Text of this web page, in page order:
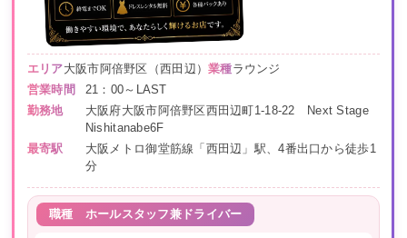
エリア大阪市阿倍野区（西田辺）業種ラウンジ
営業時間
21：00～LAST
勤務地
大阪府大阪市阿倍野区西田辺町1-18-22 Next Stage
Nishitanabe6F
最寄駅
大阪メトロ御堂筋線「西田辺」駅、4番出口から徒歩1
分
職種 ホールスタッフ兼ドライバー